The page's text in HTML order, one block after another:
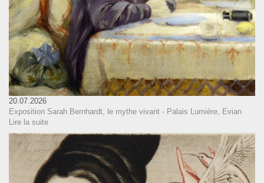
20.07.2026
Exposition Sarah Bernhardt, le mythe vivant - Palais Lumière, Evian
Lire la suite